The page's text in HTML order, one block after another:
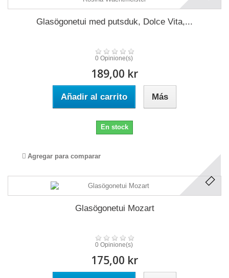
Glasögonetui med putsduk, Dolce Vita,...
0 Opinione(s)
189,00 kr
Añadir al carrito Más
En stock
Agregar para comparar
Glasögonetui Mozart
0 Opinione(s)
175,00 kr